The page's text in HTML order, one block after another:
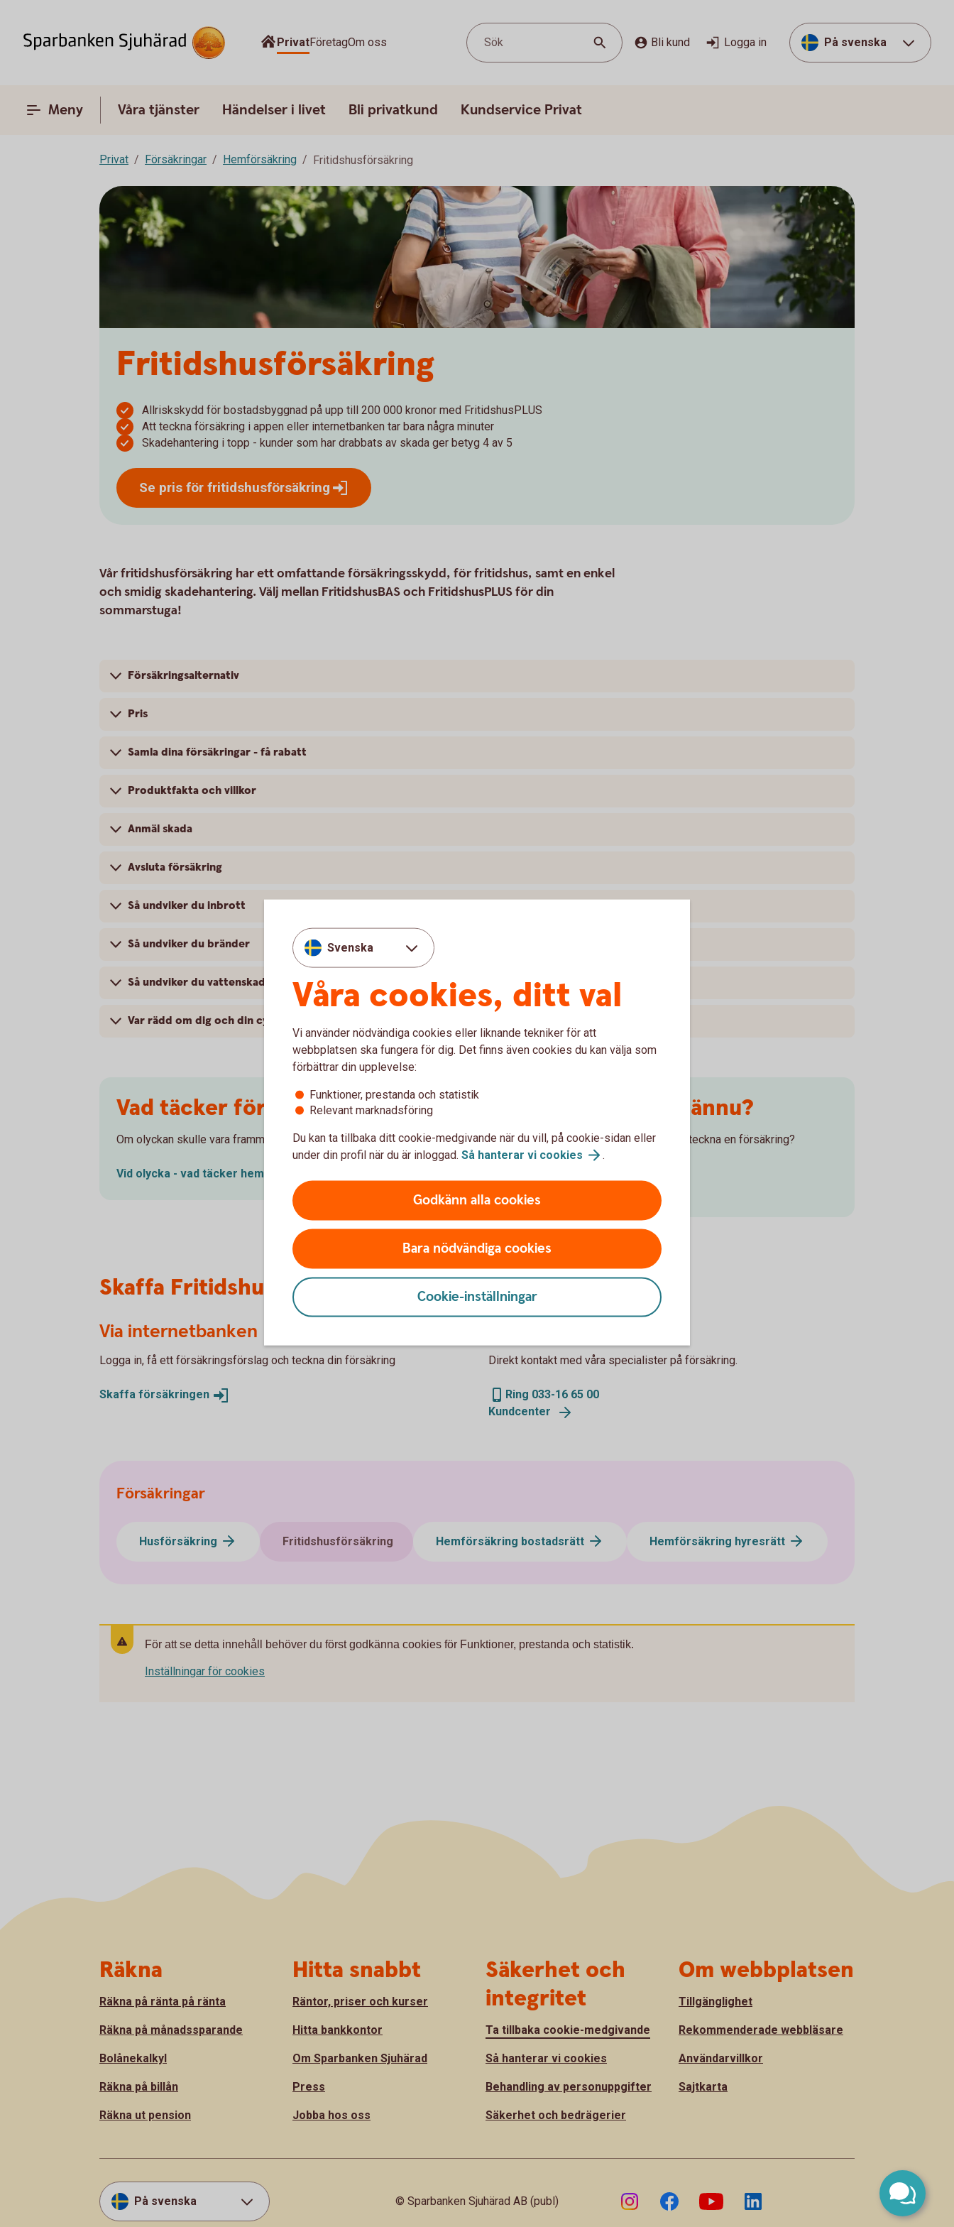
PrivatFöretagOm oss Sök Bli kund Logga in På svenska
Meny Våra tjänster Händelser i livet Bli privatkund Kundservice Privat
Privat Försäkringar Hemförsäkring Fritidshusförsäkring
Fritidshus­försäkring
Allriskskydd för bostadsbyggnad på upp till 200 000 kronor med FritidshusPLUS
Att teckna försäkring i appen eller internetbanken tar bara några minuter
Skadehantering i topp - kunder som har drabbats av skada ger betyg 4 av 5
Se pris för fritidshusförsäkring
Vår fritidshusförsäkring har ett omfattande försäkringsskydd, för fritidshus, samt en enkel
och smidig skadehantering. Välj mellan FritidshusBAS och FritidshusPLUS för din
sommarstuga!
Försäkringsalternativ
Pris
Samla dina försäkringar - få rabatt
Produktfakta och villkor
Anmäl skada
Avsluta försäkring
Så undviker du inbrott
Så undviker du bränder
Så undviker du vattenskador
Var rädd om dig och din cykel
Vad täcker försäkringen?
Om olyckan skulle vara framme - vad täcks?
Vid olycka - vad täcker hemförsäkringen
Inte kund hos oss ännu?
Är du inte kund hos oss ännu men vill teckna en försäkring?
Välkommen att bli kund!
Skaffa Fritidshusförsäkring
Via internetbanken
Logga in, få ett försäkringsförslag och teckna din försäkring
Skaffa försäkringen
Direkt kontakt med våra specialister på försäkring.
Ring 033-16 65 00
Kundcenter
Försäkringar
Husförsäkring Fritidshusförsäkring Hemförsäkring bostadsrätt Hemförsäkring hyresrätt
För att se detta innehåll behöver du först godkänna cookies för Funktioner, prestanda och statistik.
Inställningar för cookies
Svenska
Våra cookies, ditt val
Vi använder nödvändiga cookies eller liknande tekniker för att
webbplatsen ska fungera för dig. Det finns även cookies du kan välja som
förbättrar din upplevelse:
Funktioner, prestanda och statistik
Relevant marknadsföring
Du kan ta tillbaka ditt cookie-medgivande när du vill, på cookie-sidan eller
under din profil när du är inloggad. Så hanterar vi cookies .
Godkänn alla cookies
Bara nödvändiga cookies
Cookie-inställningar
Räkna
Räkna på ränta på ränta
Räkna på månadssparande
Bolånekalkyl
Räkna på billån
Räkna ut pension
Hitta snabbt
Räntor, priser och kurser
Hitta bankkontor
Om Sparbanken Sjuhärad
Press
Jobba hos oss
Säkerhet och
integritet
Ta tillbaka cookie-medgivande
Så hanterar vi cookies
Behandling av personuppgifter
Säkerhet och bedrägerier
Om webbplatsen
Tillgänglighet
Rekommenderade webbläsare
Användarvillkor
Sajtkarta
På svenska © Sparbanken Sjuhärad AB (publ)